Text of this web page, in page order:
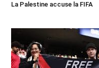
La Palestine accuse la FIFA